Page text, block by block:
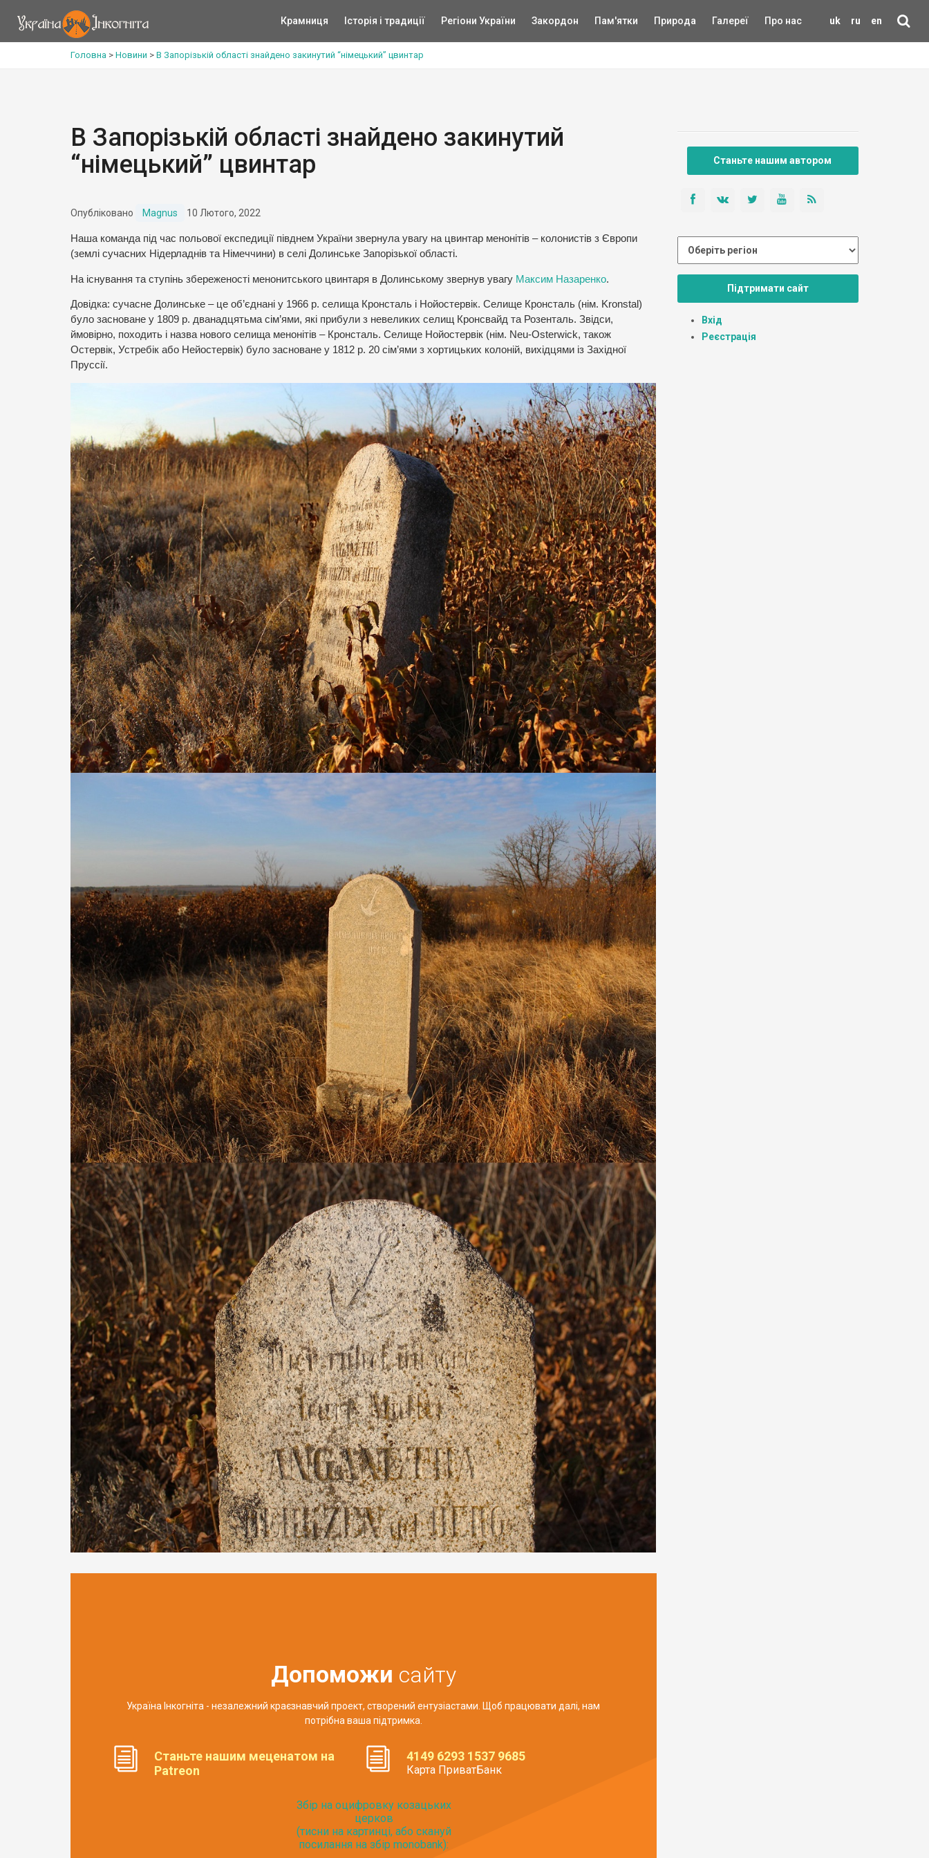
uk ru en
Крамниця Історія і традиції Регіони України Закордон Пам'ятки Природа Галереї Про нас
Головна > Новини > В Запорізькій області знайдено закинутий “німецький” цвинтар
В Запорізькій області знайдено закинутий
“німецький” цвинтар
Опубліковано Magnus 10 Лютого, 2022
Наша команда під час польової експедиції півднем України звернула увагу на цвинтар менонітів – колонистів з Європи
(землі сучасних Нідерладнів та Німеччини) в селі Долинське Запорізької області.
На існування та ступінь збереженості менонитського цвинтаря в Долинському звернув увагу Максим Назаренко.
Довідка: сучасне Долинське – це об’єднані у 1966 р. селища Кронсталь і Нойостервік. Селище Кронсталь (нім. Kronstal)
було засноване у 1809 р. дванадцятьма сім’ями, які прибули з невеликих селищ Кронсвайд та Розенталь. Звідси,
ймовірно, походить і назва нового селища менонітів – Кронсталь. Селище Нойостервік (нім. Neu-Osterwick, також
Остервік, Устребік або Нейостервік) було засноване у 1812 р. 20 сім’ями з хортицьких колоній, вихідцями із Західної
Пруссії.
Допоможи сайту
Україна Інкогніта - незалежний краєзнавчий проект, створений ентузіастами. Щоб працювати далі, нам
потрібна ваша підтримка.
Станьте нашим меценатом на
Patreon
4149 6293 1537 9685
Карта ПриватБанк
Збір на оцифровку козацьких
церков
(тисни на картинці, або скануй
посилання на збір monobank):
Станьте нашим автором
Підтримати сайт
Вхід
Реєстрація